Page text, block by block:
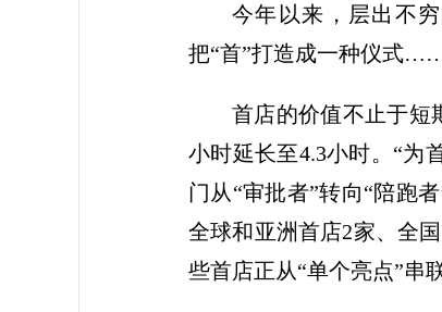
今年以来，层出不
把“首”打造成一种仪式
首店的价值不止于短
小时延长至4.3小时。“为
门从“审批者”转向“陪跑
全球和亚洲首店2家、全
些首店正从“单个亮点”串